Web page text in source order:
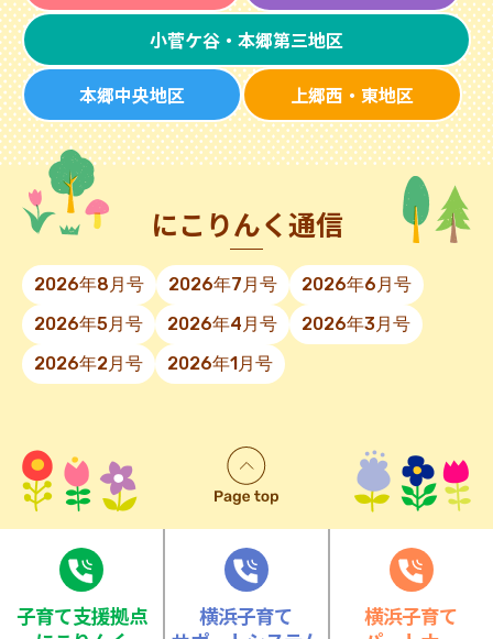
小菅ケ谷・本郷第三地区
本郷中央地区 上郷西・東地区
にこりんく通信
2026年8月号 2026年7月号
2026年6月号
2026年5月号
2026年4月号
2026年3月号
2026年2月号
2026年1月号
⼦育て⽀援拠点
横浜子育て
横浜子育て